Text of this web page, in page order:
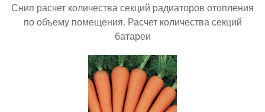
Снип расчет количества секций радиаторов отопления
по объему помещения. Расчет количества секций
батареи